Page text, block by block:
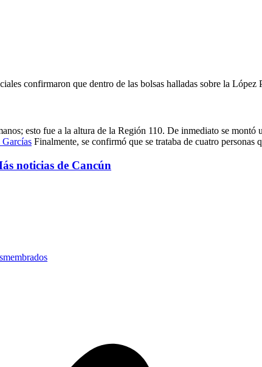
confirmaron que dentro de las bolsas halladas sobre la López
esto fue a la altura de la Región 110. De inmediato se
Finalmente, se confirmó que se trataba de cuatro personas
noticias de Cancún